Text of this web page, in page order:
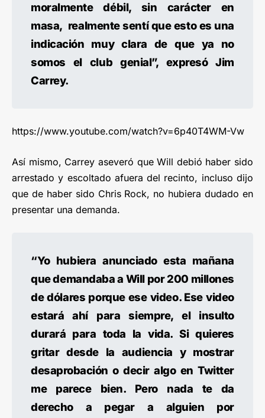
moralmente débil, sin carácter en
masa, realmente sentí que esto es una
indicación muy clara de que ya no
somos el club genial”, expresó Jim
Carrey.
https://www.youtube.com/watch?v=6p40T4WM-Vw
Así mismo, Carrey aseveró que Will debió haber sido
arrestado y escoltado afuera del recinto, incluso dijo
que de haber sido Chris Rock, no hubiera dudado en
presentar una demanda.
“Yo hubiera anunciado esta mañana
que demandaba a Will por 200 millones
de dólares porque ese video. Ese video
estará ahí para siempre, el insulto
durará para toda la vida. Si quieres
gritar desde la audiencia y mostrar
desaprobación o decir algo en Twitter
me parece bien. Pero nada te da
derecho a pegar a alguien por